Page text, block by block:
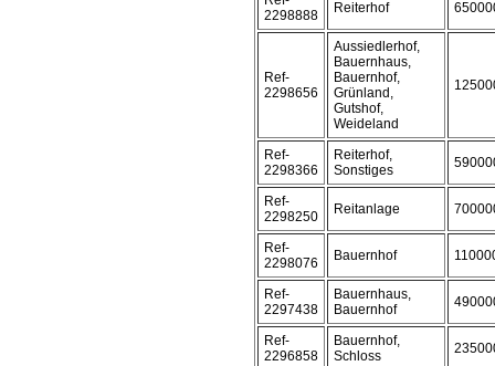
2298888
Reiterhof
Ref-
2298656
Aussiedlerhof,
Bauernhaus,
Bauernhof,
Grünland,
Gutshof,
Weideland
Ref-
2298366
Reiterhof,
Sonstiges
Ref-
2298250
Reitanlage
Ref-
2298076
Bauernhof
Ref-
2297438
Bauernhaus,
Bauernhof
Ref-
2296858
Bauernhof,
Schloss